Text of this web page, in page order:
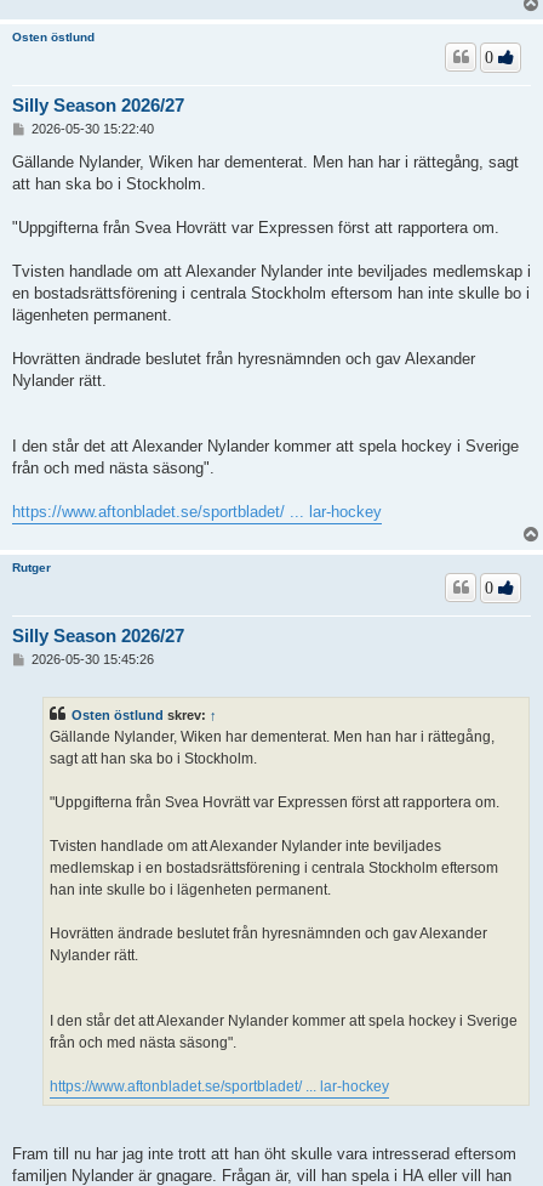
Osten östlund
Silly Season 2026/27
0
l
g
2026-05-30 15:22:40
Gällande Nylander, Wiken har dementerat. Men han har i rättegång, sagt
att han ska bo i Stockholm.
"Uppgifterna från Svea Hovrätt var Expressen först att rapportera om.
Tvisten handlade om att Alexander Nylander inte beviljades medlemskap i
en bostadsrättsförening i centrala Stockholm eftersom han inte skulle bo i
lägenheten permanent.
Hovrätten ändrade beslutet från hyresnämnden och gav Alexander
Nylander rätt.
I den står det att Alexander Nylander kommer att spela hockey i Sverige
från och med nästa säsong".
https://www.aftonbladet.se/sportbladet/ ... lar-hockey
Rutger
Silly Season 2026/27
0
2026-05-30 15:45:26
Osten östlund skrev: ↑
Gällande Nylander, Wiken har dementerat. Men han har i rättegång,
sagt att han ska bo i Stockholm.
"Uppgifterna från Svea Hovrätt var Expressen först att rapportera om.
Tvisten handlade om att Alexander Nylander inte beviljades
medlemskap i en bostadsrättsförening i centrala Stockholm eftersom
han inte skulle bo i lägenheten permanent.
Hovrätten ändrade beslutet från hyresnämnden och gav Alexander
Nylander rätt.
I den står det att Alexander Nylander kommer att spela hockey i Sverige
från och med nästa säsong".
https://www.aftonbladet.se/sportbladet/ ... lar-hockey
Fram till nu har jag inte trott att han öht skulle vara intresserad eftersom
familjen Nylander är gnagare. Frågan är, vill han spela i HA eller vill han